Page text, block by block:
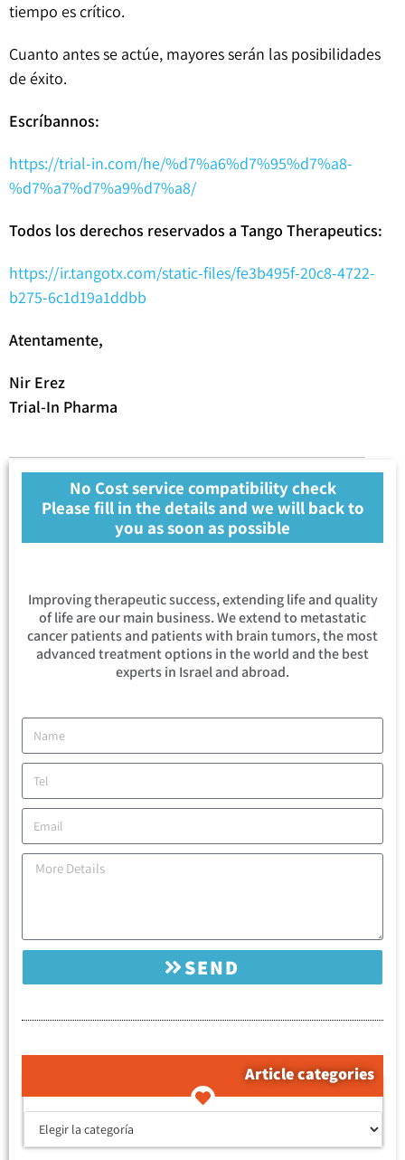
tiempo es crítico.
Cuanto antes se actúe, mayores serán las posibilidades
de éxito.
Escríbannos:
https://trial-in.com/he/%d7%a6%d7%95%d7%a8-
%d7%a7%d7%a9%d7%a8/
Todos los derechos reservados a Tango Therapeutics:
https://ir.tangotx.com/static-files/fe3b495f-20c8-4722-
b275-6c1d19a1ddbb
Atentamente,
Nir Erez
Trial-In Pharma
No Cost service compatibility check
Please fill in the details and we will back to
you as soon as possible
Improving therapeutic success, extending life and quality
of life are our main business. We extend to metastatic
cancer patients and patients with brain tumors, the most
advanced treatment options in the world and the best
experts in Israel and abroad.
SEND
Article categories